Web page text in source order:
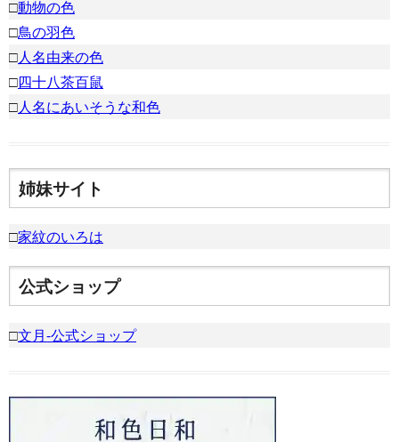
□動物の色
□鳥の羽色
□人名由来の色
□四十八茶百鼠
□人名にあいそうな和色
姉妹サイト
□家紋のいろは
公式ショップ
□文月-公式ショップ